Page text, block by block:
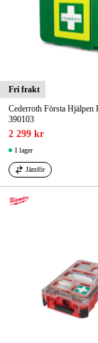
Fri frakt
Cederroth Första
390103
2 299 kr
I lager
Jämför